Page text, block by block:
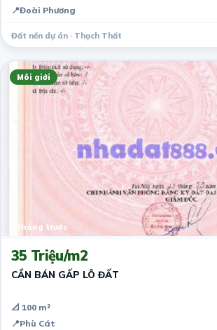
📍Đoài Phương
Đất nền dự án · Thạch Thất
Môi giới
4 tháng trước
35 Triệu/m2
CẦN BÁN GẤP LÔ ĐẤT
📐 100 m²
📍Phù Cát